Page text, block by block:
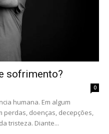
sofrimento?
0
humana. Em algum
perdas, doenças, decepções,
tristeza. Diante...